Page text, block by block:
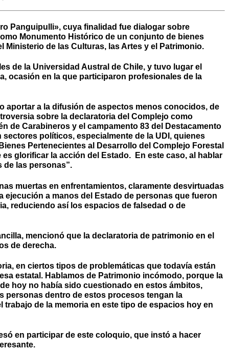
Panguipulli», cuya finalidad fue dialogar sobre
Monumento Histórico de un conjunto de bienes
Ministerio de las Culturas, las Artes y el Patrimonio.
de la Universidad Austral de Chile, y tuvo lugar el
ocasión en la que participaron profesionales de la
aportar a la difusión de aspectos menos conocidos, de
sobre la declaratoria del Complejo como
de Carabineros y el campamento 83 del Destacamento
políticos, especialmente de la UDI, quienes
Pertenecientes al Desarrollo del Complejo Forestal
glorificar la acción del Estado. En este caso, al hablar
las personas”.
muertas en enfrentamientos, claramente desvirtuadas
a manos del Estado de personas que fueron
reduciendo así los espacios de falsedad o de
mencionó que la declaratoria de patrimonio en el
de derecha.
en ciertos tipos de problemáticas que todavía están
estatal. Hablamos de Patrimonio incómodo, porque la
hoy no había sido cuestionado en estos ámbitos,
personas dentro de estos procesos tengan la
de la memoria en este tipo de espacios hoy en
en participar de este coloquio, que instó a hacer